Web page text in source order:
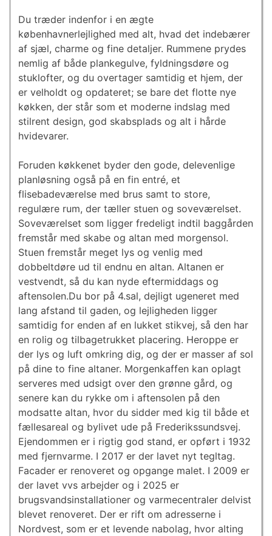
Du træder indenfor i en ægte
københavnerlejlighed med alt, hvad det indebærer
af sjæl, charme og fine detaljer. Rummene prydes
nemlig af både plankegulve, fyldningsdøre og
stuklofter, og du overtager samtidig et hjem, der
er velholdt og opdateret; se bare det flotte nye
køkken, der står som et moderne indslag med
stilrent design, god skabsplads og alt i hårde
hvidevarer.
Foruden køkkenet byder den gode, delevenlige
planløsning også på en fin entré, et
flisebadeværelse med brus samt to store,
regulære rum, der tæller stuen og soveværelset.
Soveværelset som ligger fredeligt indtil baggården
fremstår med skabe og altan med morgensol.
Stuen fremstår meget lys og venlig med
dobbeltdøre ud til endnu en altan. Altanen er
vestvendt, så du kan nyde eftermiddags og
aftensolen.Du bor på 4.sal, dejligt ugeneret med
lang afstand til gaden, og lejligheden ligger
samtidig for enden af en lukket stikvej, så den har
en rolig og tilbagetrukket placering. Heroppe er
der lys og luft omkring dig, og der er masser af sol
på dine to fine altaner. Morgenkaffen kan oplagt
serveres med udsigt over den grønne gård, og
senere kan du rykke om i aftensolen på den
modsatte altan, hvor du sidder med kig til både et
fællesareal og bylivet ude på Frederikssundsvej.
Ejendommen er i rigtig god stand, er opført i 1932
med fjernvarme. I 2017 er der lavet nyt tegltag.
Facader er renoveret og opgange malet. I 2009 er
der lavet vvs arbejder og i 2025 er
brugsvandsinstallationer og varmecentraler delvist
blevet renoveret. Der er rift om adresserne i
Nordvest, som er et levende nabolag, hvor alting